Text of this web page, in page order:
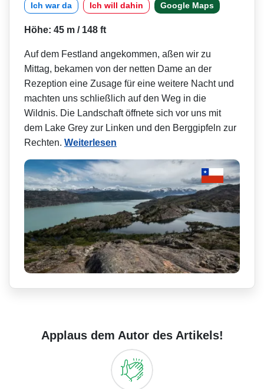
Ich war da Ich will dahin Google Maps
Höhe: 45 m / 148 ft
Auf dem Festland angekommen, aßen wir zu
Mittag, bekamen von der netten Dame an der
Rezeption eine Zusage für eine weitere Nacht und
machten uns schließlich auf den Weg in die
Wildnis. Die Landschaft öffnete sich vor uns mit
dem Lake Grey zur Linken und den Berggipfeln zur
Rechten. Weiterlesen
Applaus dem Autor des Artikels!